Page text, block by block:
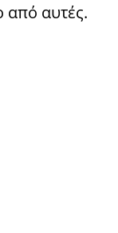
από αυτές.